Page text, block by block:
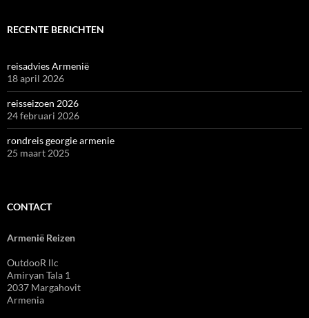
RECENTE BERICHTEN
reisadvies Armenië
18 april 2026
reisseizoen 2026
24 februari 2026
rondreis georgie armenie
25 maart 2025
CONTACT
Armenië Reizen
OutdooR llc
Amiryan Tala 1
2037 Margahovit
Armenia